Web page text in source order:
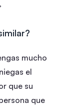
mucho
el
que su
que